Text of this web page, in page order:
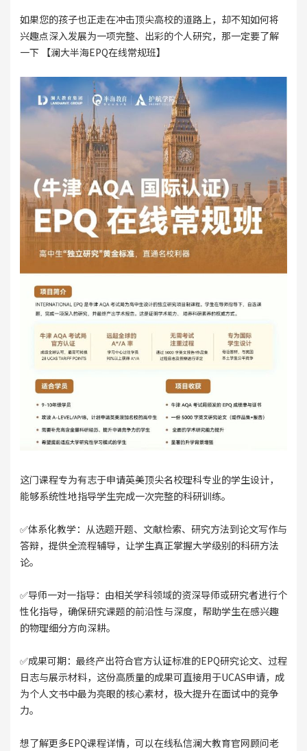
如果您的孩子也正走在冲击顶尖高校的道路上，却不知如何将
兴趣点深入发展为一项完整、出彩的个人研究，那一定要了解
一下 【澜大半海EPQ在线常规班】
这门课程专为有志于申请英美顶尖名校理科专业的学生设计，
能够系统性地指导学生完成一次完整的科研训练。
✅体系化教学：从选题开题、文献检索、研究方法到论文写作与
答辩，提供全流程辅导，让学生真正掌握大学级别的科研方法
论。
✅导师一对一指导：由相关学科领域的资深导师或研究者进行个
性化指导，确保研究课题的前沿性与深度，帮助学生在感兴趣
的物理细分方向深耕。
✅成果可期：最终产出符合官方认证标准的EPQ研究论文、过程
日志与展示材料，这份高质量的成果可直接用于UCAS申请，成
为个人文书中最为亮眼的核心素材，极大提升在面试中的竞争
力。
想了解更多EPQ课程详情，可以在线私信澜大教育官网顾问老